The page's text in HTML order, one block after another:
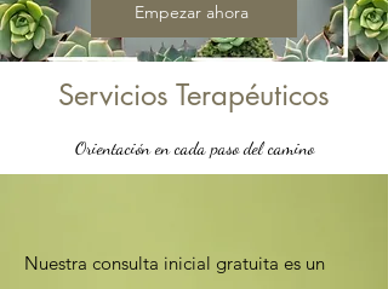
Empezar ahora
Servicios Terapéuticos
Orientación en cada paso del camino
Nuestra consulta inicial gratuita es un